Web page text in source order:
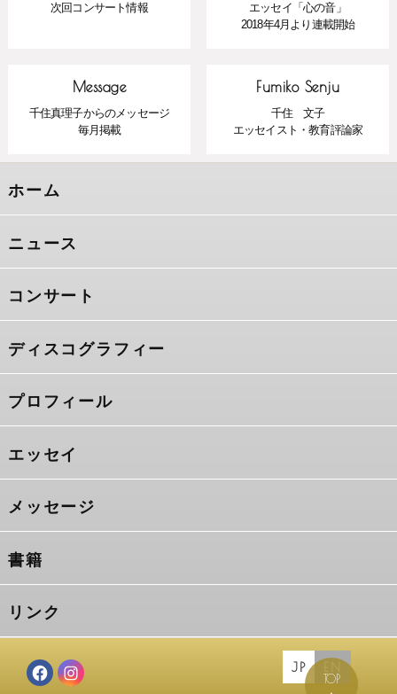
次回コンサート情報
エッセイ「心の音」
2018年4月より連載開始
Message
千住真理子からのメッセージ
毎月掲載
Fumiko Senju
千住 文子
エッセイスト・教育評論家
ホーム
ニュース
コンサート
ディスコグラフィー
プロフィール
エッセイ
メッセージ
書籍
リンク
FacebookInstagram
JP
TOP